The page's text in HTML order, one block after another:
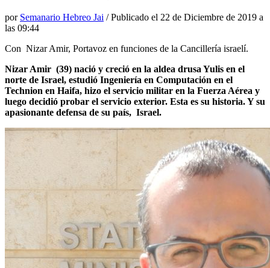
por Semanario Hebreo Jai / Publicado el 22 de Diciembre de 2019 a
las 09:44
Con Nizar Amir, Portavoz en funciones de la Cancillería israelí.
Nizar Amir (39) nació y creció en la aldea drusa Yulis en el
norte de Israel, estudió Ingeniería en Computación en el
Technion en Haifa, hizo el servicio militar en la Fuerza Aérea y
luego decidió probar el servicio exterior. Esta es su historia. Y su
apasionante defensa de su país, Israel.